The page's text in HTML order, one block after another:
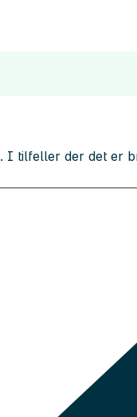
. I tilfeller der det er